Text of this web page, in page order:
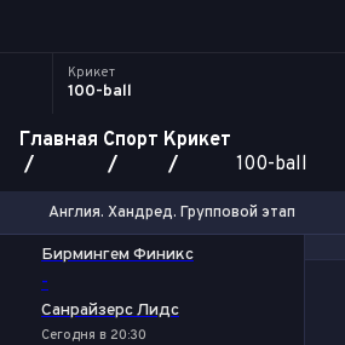
Крикет
100-ball
Главная Спорт Крикет
100-ball
Англия. Хандред. Групповой этап
Бирмингем Финикс
-
Санрайзерс Лидс
Сегодня в 20:30